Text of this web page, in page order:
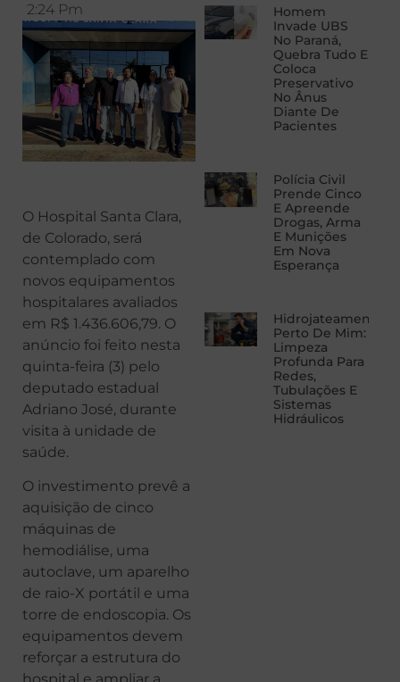
2:24 Pm
O Hospital Santa Clara,
de Colorado, será
contemplado com
novos equipamentos
hospitalares avaliados
em R$ 1.436.606,79. O
anúncio foi feito nesta
quinta-feira (3) pelo
deputado estadual
Adriano José, durante
visita à unidade de
saúde.
O investimento prevê a
aquisição de cinco
máquinas de
hemodiálise, uma
autoclave, um aparelho
de raio-X portátil e uma
torre de endoscopia. Os
equipamentos devem
reforçar a estrutura do
Homem
Invade UBS
No Paraná,
Quebra Tudo E
Coloca
Preservativo
No Ânus
Diante De
Pacientes
Polícia Civil
Prende Cinco
E Apreende
Drogas, Arma
E Munições
Em Nova
Esperança
Hidrojateamento
Perto De Mim:
Limpeza
Profunda Para
Redes,
Tubulações E
Sistemas
Hidráulicos